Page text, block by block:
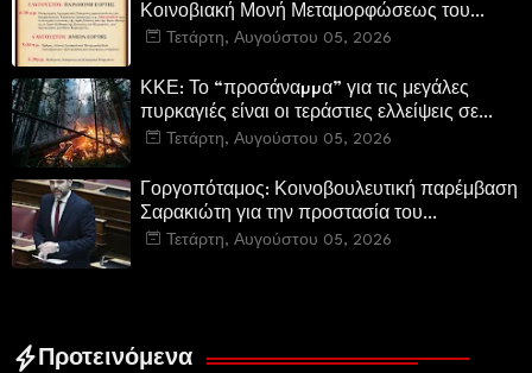
Κοινοβιακή Μονή Μεταμορφώσεως του
Σωτήρος Καμενων Βουρλων (Μονή Αγιάς ή
Τετάρτη, Αυγούστου 05, 2026
ΚΚΕ: Το “προσάναµµα” για τις μεγάλες
πυρκαγιές είναι οι τεράστιες ελλείψεις σε
µέσα και προσωπικό στην Πυροσβεστική και
Τετάρτη, Αυγούστου 05, 2026
Γοργοπόταμος: Κοινοβουλευτική παρέμβαση
Σαρακιώτη για την προστασία του
εμβληματικού φυσικού και ιστορικού
Τετάρτη, Αυγούστου 05, 2026
Προτεινόμενα